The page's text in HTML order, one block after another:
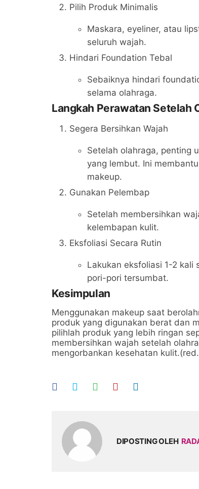
Pilih Produk Minimalis
Maskara, eyeliner, atau
seluruh wajah.
Hindari Foundation Tebal
Sebaiknya hindari
selama olahraga.
Langkah Perawatan Setelah
Segera Bersihkan Wajah
Setelah olahraga, penting
yang lembut. Ini
makeup.
Gunakan Pelembap
Setelah membersihkan
kelembapan kulit.
Eksfoliasi Secara Rutin
Lakukan eksfoliasi 1-2 kali
pori-pori tersumbat.
Kesimpulan
Menggunakan makeup saat
produk yang digunakan berat dan
pilihlah produk yang lebih ringan
membersihkan wajah setelah
mengorbankan kesehatan
DIPOSTING OLEH